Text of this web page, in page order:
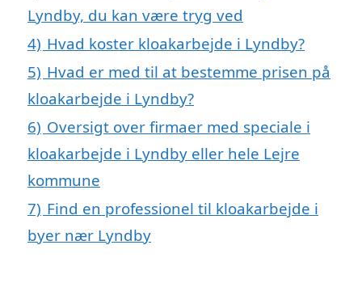
Lyndby, du kan være tryg ved
4) Hvad koster kloakarbejde i Lyndby?
5) Hvad er med til at bestemme prisen på
kloakarbejde i Lyndby?
6) Oversigt over firmaer med speciale i
kloakarbejde i Lyndby eller hele Lejre
kommune
7) Find en professionel til kloakarbejde i
byer nær Lyndby